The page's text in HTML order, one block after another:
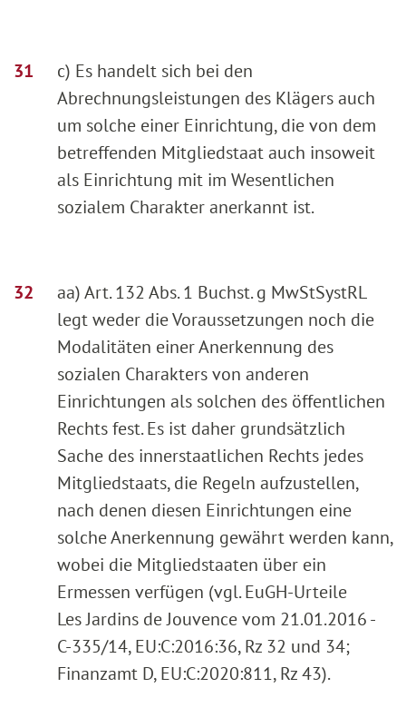
c) Es handelt sich bei den
Abrechnungsleistungen des Klägers auch
um solche einer Einrichtung, die von dem
betreffenden Mitgliedstaat auch insoweit
als Einrichtung mit im Wesentlichen
sozialem Charakter anerkannt ist.
aa) Art. 132 Abs. 1 Buchst. g MwStSystRL
legt weder die Voraussetzungen noch die
Modalitäten einer Anerkennung des
sozialen Charakters von anderen
Einrichtungen als solchen des öffentlichen
Rechts fest. Es ist daher grundsätzlich
Sache des innerstaatlichen Rechts jedes
Mitgliedstaats, die Regeln aufzustellen,
nach denen diesen Einrichtungen eine
solche Anerkennung gewährt werden kann,
wobei die Mitgliedstaaten über ein
Ermessen verfügen (vgl. EuGH-Urteile
Les Jardins de Jouvence vom 21.01.2016 -
C-335/14, EU:C:2016:36, Rz 32 und 34;
Finanzamt D, EU:C:2020:811, Rz 43).